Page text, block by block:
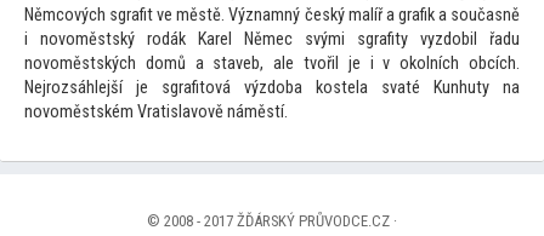
Němcových sgrafit ve městě. Významný český malíř a grafik a současně
i novoměstský rodák Karel Němec svými sgrafity vyzdobil řadu
novoměstských domů a staveb, ale tvořil je i v okolních obcích.
Nejrozsáhlejší je sgrafitová výzdoba kostela svaté Kunhuty na
novoměstském Vratislavově náměstí.
© 2008 - 2017 ŽĎÁRSKÝ PRŮVODCE.CZ ·